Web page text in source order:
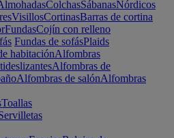
ColchasSábanasNórdicos
VisillosCortinasBarras de cortina
FundasCojín con relleno
Fundas de sofásPlaids
habitaciónAlfombras
Alfombras de
Alfombras de salónAlfombras
Toallas